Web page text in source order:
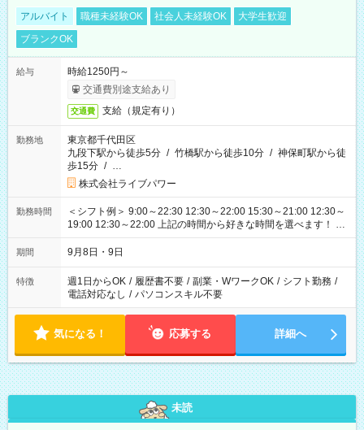
アルバイト 職種未経験OK 社会人未経験OK
大学生歓迎
ブランクOK
給与
時給1250円～
交通費別途支給あり
交通費 支給（規定有り）
勤務地
東京都千代田区
九段下駅から徒歩5分 / 竹橋駅から徒歩10分 / 神保町駅から徒
歩15分 / …
株式会社ライブパワー
勤務時間
＜シフト例＞ 9:00～22:30 12:30～22:00 15:30～21:00 12:30～
19:00 12:30～22:00 上記の時間から好きな時間を選べます！ ※
時間は変更となる可能性があります
期間 9月8日・9日
特徴 週1日からOK / 履歴書不要 / 副業・WワークOK / シフト勤務 /
電話対応なし / パソコンスキル不要
気になる！ 応募する 詳細へ
未読